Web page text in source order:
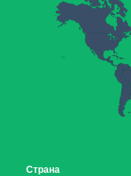
Страна